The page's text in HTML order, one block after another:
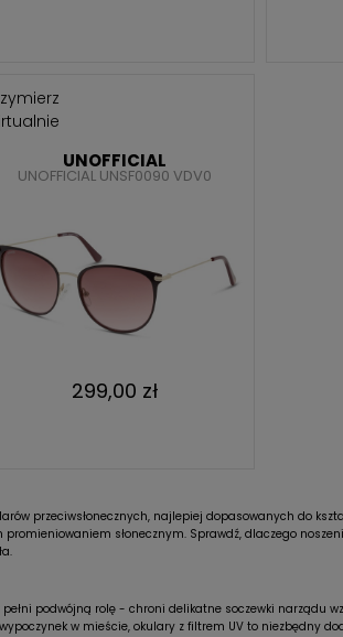
UNOFFICIAL
UNOFFICIAL UNSF0090 VDV0
299,00 zł
przeciwsłonecznych, najlepiej dopasowanych do
słonecznym. Sprawdź, dlaczego
podwójną rolę - chroni delikatne soczewki narządu
w mieście, okulary z filtrem UV to niezbędny